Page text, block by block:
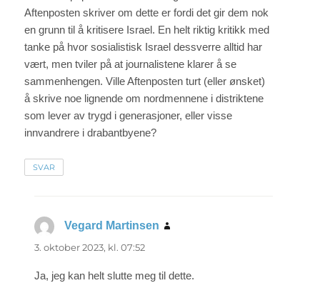
Aftenposten skriver om dette er fordi det gir dem nok
en grunn til å kritisere Israel. En helt riktig kritikk med
tanke på hvor sosialistisk Israel dessverre alltid har
vært, men tviler på at journalistene klarer å se
sammenhengen. Ville Aftenposten turt (eller ønsket)
å skrive noe lignende om nordmennene i distriktene
som lever av trygd i generasjoner, eller visse
innvandrere i drabantbyene?
SVAR
Vegard Martinsen
3. oktober 2023, kl. 07:52
Ja, jeg kan helt slutte meg til dette.